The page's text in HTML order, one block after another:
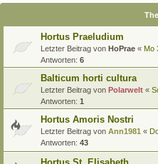
Hortus Praeludium
Letzter Beitrag von HoPrae « Mo
Antworten: 6
Balticum horti cultura
Letzter Beitrag von Polarwelt «
Antworten: 1
Hortus Amoris Nostri
Letzter Beitrag von Ann1981 «
Antworten: 43